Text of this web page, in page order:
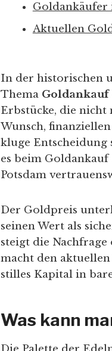
Goldankäufer
Aktuellen
In der historischen
Thema Goldankauf
Erbstücke, die nicht
Wunsch,
kluge Entscheidung
es beim
Potsdam
Der Goldpreis
seinen Wert als
steigt die Nachfrage
macht den
stilles Kapital in
Was kann